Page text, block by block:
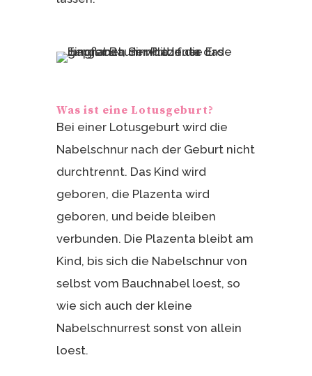
Was ist eine Lotusgeburt?
Bei einer Lotusgeburt wird die
Nabelschnur nach der Geburt nicht
durchtrennt. Das Kind wird
geboren, die Plazenta wird
geboren, und beide bleiben
verbunden. Die Plazenta bleibt am
Kind, bis sich die Nabelschnur von
selbst vom Bauchnabel loest, so
wie sich auch der kleine
Nabelschnurrest sonst von allein
loest.